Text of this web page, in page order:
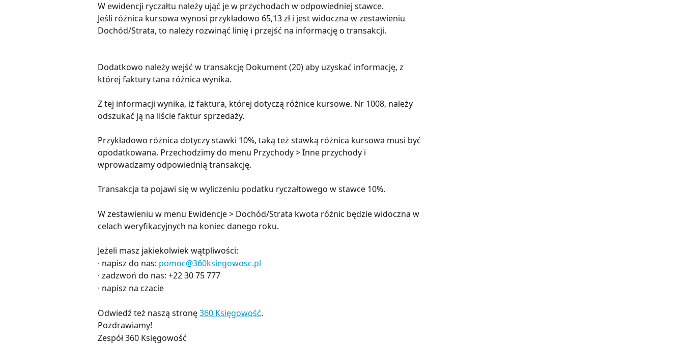
W ewidencji ryczałtu należy ująć je w przychodach w odpowiedniej stawce.
Jeśli różnica kursowa wynosi przykładowo 65,13 zł i jest widoczna w zestawieniu
Dochód/Strata, to należy rozwinąć linię i przejść na informację o transakcji.
Dodatkowo należy wejść w transakcję Dokument (20) aby uzyskać informację, z
której faktury tana różnica wynika.
Z tej informacji wynika, iż faktura, której dotyczą różnice kursowe. Nr 1008, należy
odszukać ją na liście faktur sprzedaży.
Przykładowo różnica dotyczy stawki 10%, taką też stawką różnica kursowa musi być
opodatkowana. Przechodzimy do menu Przychody > Inne przychody i
wprowadzamy odpowiednią transakcję.
Transakcja ta pojawi się w wyliczeniu podatku ryczałtowego w stawce 10%.
W zestawieniu w menu Ewidencje > Dochód/Strata kwota różnic będzie widoczna w
celach weryfikacyjnych na koniec danego roku.
Jeżeli masz jakiekolwiek wątpliwości:
· napisz do nas: pomoc@360ksiegowosc.pl
· zadzwoń do nas: +22 30 75 777
· napisz na czacie
Odwiedź też naszą stronę360 Księgowość.
Pozdrawiamy!
Zespół 360 Księgowość